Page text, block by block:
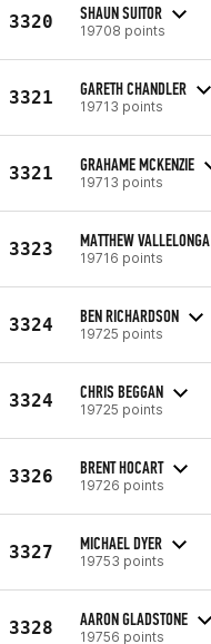
3320 SHAUN SUITOR
19708 points
3321 GARETH CHANDLER
19713 points
3321 GRAHAME MCKENZIE
19713 points
3323 MATTHEW VALLELONGA
19716 points
3324 BEN RICHARDSON
19725 points
3324 CHRIS BEGGAN
19725 points
3326 BRENT HOCART
19726 points
3327 MICHAEL DYER
19753 points
3328 AARON GLADSTONE
19756 points